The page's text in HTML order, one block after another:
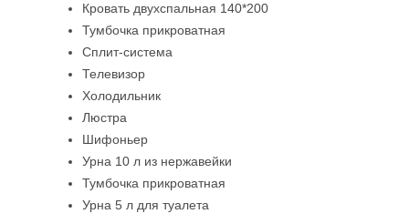
Кровать двухспальная 140*200
Тумбочка прикроватная
Сплит-система
Телевизор
Холодильник
Люстра
Шифоньер
Урна 10 л из нержавейки
Тумбочка прикроватная
Урна 5 л для туалета